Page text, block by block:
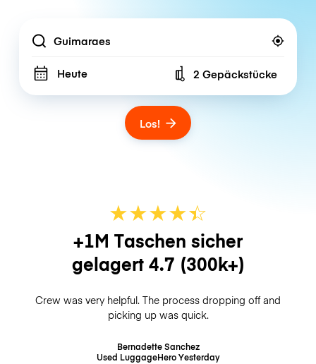
Location
Heute Number of bags
2 Gepäckstücke
Los!
★★★★☆
★
+1M Taschen sicher
gelagert 4.7 (300k+)
Crew was very helpful. The process dropping off and
picking up was quick.
Bernadette Sanchez
Used LuggageHeroYesterday